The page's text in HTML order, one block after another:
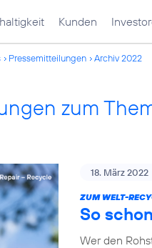
Kunden
Pressemitteilungen Archiv 2022
zum
18. März 2022
ZUM WELT-
So
Wer den